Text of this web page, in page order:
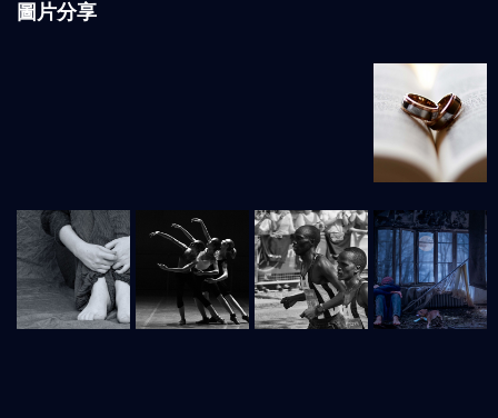
圖片分享